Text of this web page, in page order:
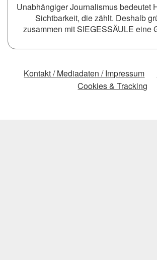
Unabhängiger Journalismus bedeutet
Sichtbarkeit, die zählt. Deshalb
zusammen mit SIEGESSÄULE eine
Kontakt / Mediadaten / Impressum
Cookies & Tracking